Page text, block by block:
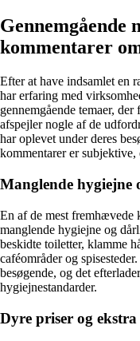
Gennemgående
kommentarer
Efter at have indsamlet en
har erfaring med
gennemgående temaer,
afspejler nogle af de
har oplevet under deres
kommentarer er
Manglende hygiejne
En af de mest
manglende hygiejne og
beskidte toiletter, klamme
caféområder og
besøgende, og det
hygiejnestandarder.
Dyre priser og